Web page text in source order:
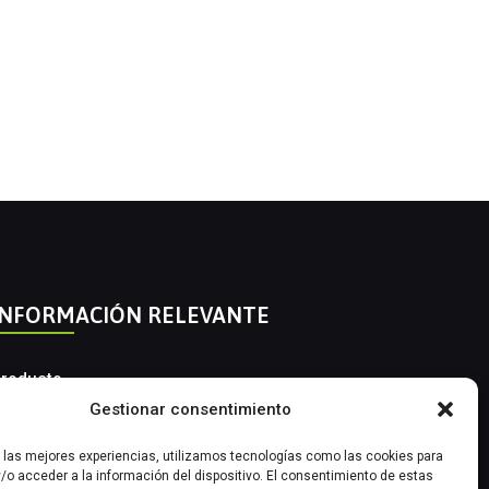
Gestionar consentimiento
las mejores experiencias, utilizamos tecnologías como las cookies para
o acceder a la información del dispositivo. El consentimiento de estas
RELEVANTE
Industrial